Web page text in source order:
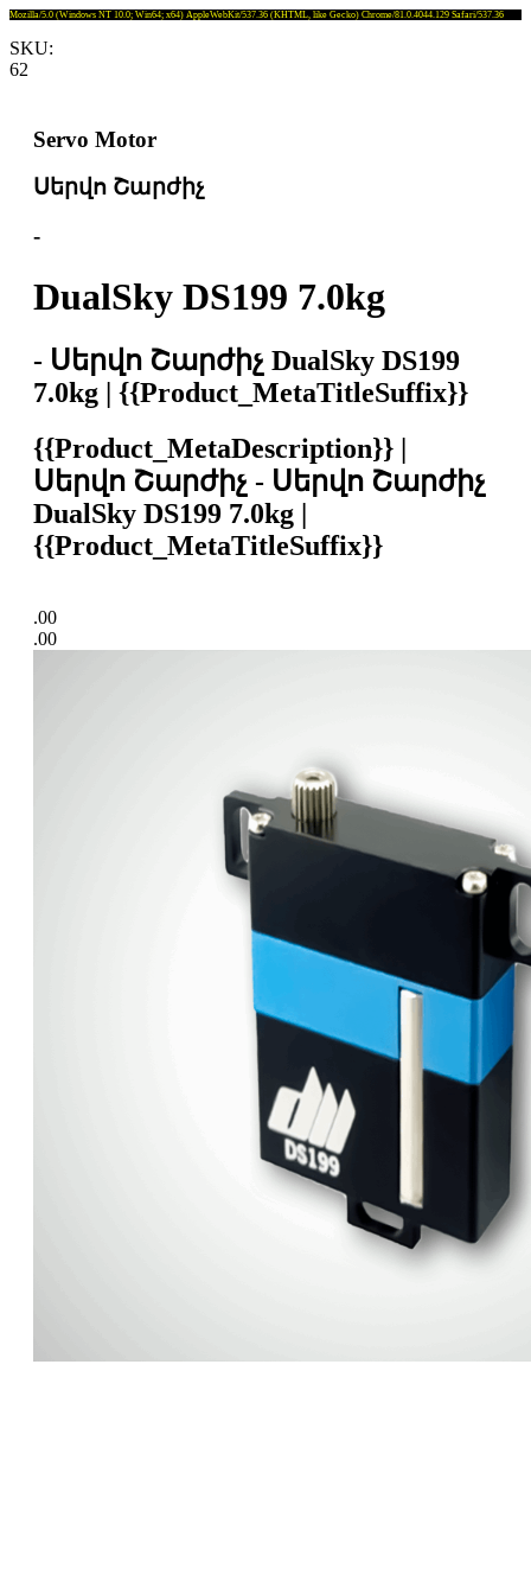
Mozilla/5.0 (Windows NT 10.0; Win64; x64) AppleWebKit/537.36 (KHTML, like Gecko) Chrome/81.0.4044.129 Safari/537.36
SKU:
62
Servo Motor
Սերվո Շարժիչ
-
DualSky DS199 7.0kg
- Սերվո Շարժիչ DualSky DS199
7.0kg | {{Product_MetaTitleSuffix}}
{{Product_MetaDescription}} |
Սերվո Շարժիչ - Սերվո Շարժիչ
DualSky DS199 7.0kg |
{{Product_MetaTitleSuffix}}
.00
.00